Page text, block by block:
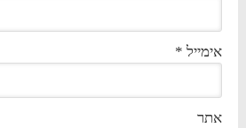
אימייל *
אתר